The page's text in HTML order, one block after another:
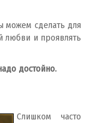
можем сделать для
любви и проявлять
достойно.
Слишком часто